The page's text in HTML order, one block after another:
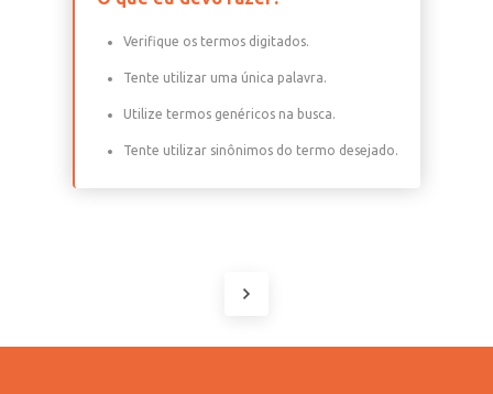
Verifique os termos digitados.
Tente utilizar uma única palavra.
Utilize termos genéricos na busca.
Tente utilizar sinônimos do termo desejado.